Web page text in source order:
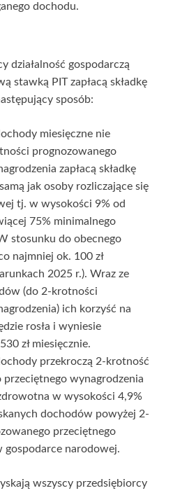
dochodu.
działalność gospodarczą
stawką PIT zapłacą składkę
sposób:
miesięczne nie
prognozowanego
zapłacą składkę
jak osoby rozliczające się
tj. w wysokości 9% od
75% minimalnego
stosunku do obecnego
najmniej ok. 100 zł
2025 r.). Wraz ze
(do 2-krotności
ich korzyść na
rosła i wyniesie
zł miesięcznie.
przekroczą 2-krotność
przeciętnego wynagrodzenia
w wysokości 4,9%
dochodów powyżej 2-
przeciętnego
gospodarce narodowej.
wszyscy przedsiębiorcy